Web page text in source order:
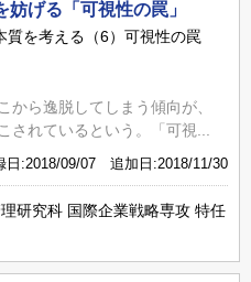
妨げる「可視性の罠」
質を考える（6）可視性の罠
から逸脱してしまう傾向が、
されているという。「可視...
日:2018/09/07 追加日:2018/11/30
研究科 国際企業戦略専攻 特任